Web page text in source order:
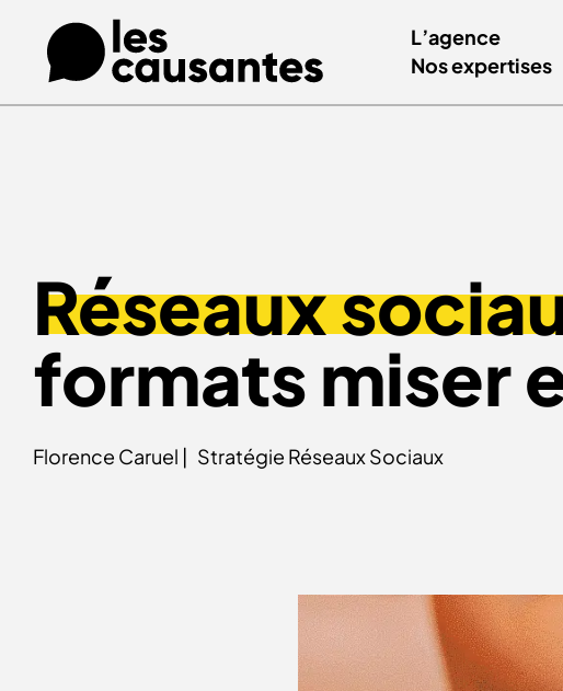
L’agence
Nos expertises
Réseaux
formats miser
Florence Caruel | Stratégie Réseaux Sociaux